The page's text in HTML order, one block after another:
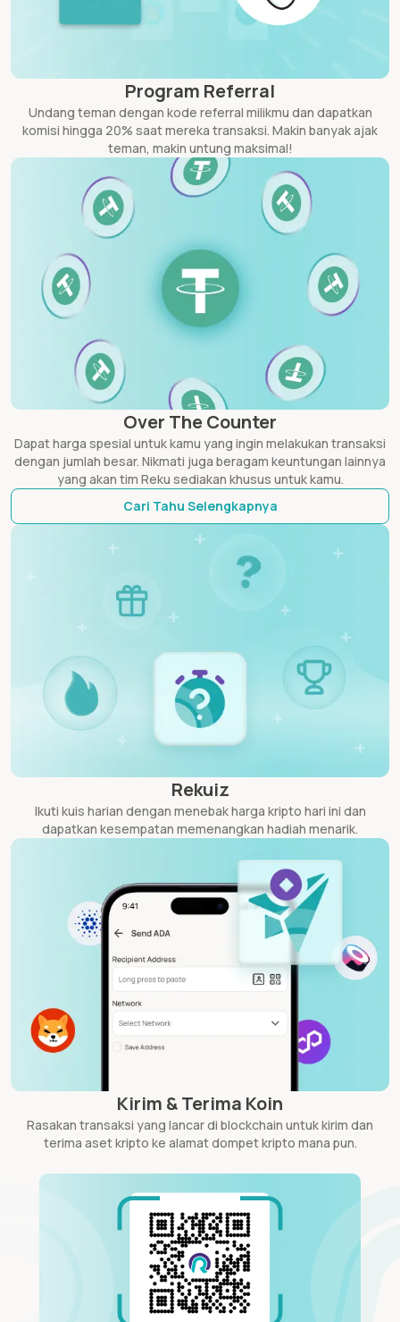
Program Referral
Undang teman dengan kode referral milikmu dan dapatkan
komisi hingga 20% saat mereka transaksi. Makin banyak ajak
teman, makin untung maksimal!
Over The Counter
Dapat harga spesial untuk kamu yang ingin melakukan transaksi
dengan jumlah besar. Nikmati juga beragam keuntungan lainnya
yang akan tim Reku sediakan khusus untuk kamu.
Cari Tahu Selengkapnya
Rekuiz
Ikuti kuis harian dengan menebak harga kripto hari ini dan
dapatkan kesempatan memenangkan hadiah menarik.
Kirim & Terima Koin
Rasakan transaksi yang lancar di blockchain untuk kirim dan
terima aset kripto ke alamat dompet kripto mana pun.